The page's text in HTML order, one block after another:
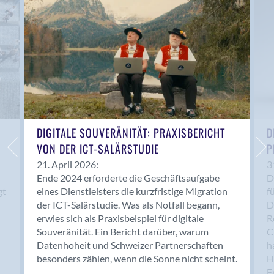
Anwil
Appenzell
Au SG
Baar
Baden
Balsthal
Balzers
Basel
Bassersdorf
Belp
Bendern
Benken (SG)
Bergdietikon
Berlin
Bern
Bern - Liebefeld
DIGITALE SOUVERÄNITÄT: PRAXISBERICHT
VON DER ICT-SALÄRSTUDIE
21. April 2026:
Ende 2024 erforderte die Geschäftsaufgabe
eines Dienstleisters die kurzfristige Migration
der ICT-Salärstudie. Was als Notfall begann,
erwies sich als Praxisbeispiel für digitale
Souveränität. Ein Bericht darüber, warum
Datenhoheit und Schweizer Partnerschaften
besonders zählen, wenn die Sonne nicht scheint.